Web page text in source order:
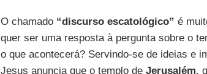
O chamado “discurso escatológico” é
quer ser uma resposta à pergunta sobre o
o que acontecerá? Servindo-se de ideias e
Jesus anuncia que o templo de Jerusalém,